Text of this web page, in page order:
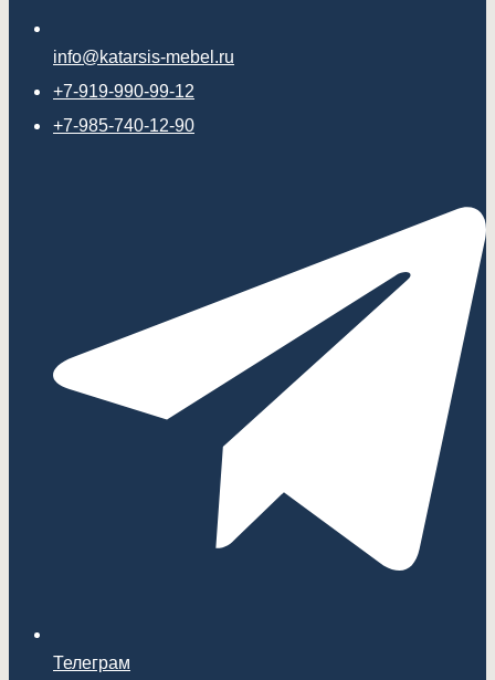
info@katarsis-mebel.ru
+7-919-990-99-12
+7-985-740-12-90
Телеграм